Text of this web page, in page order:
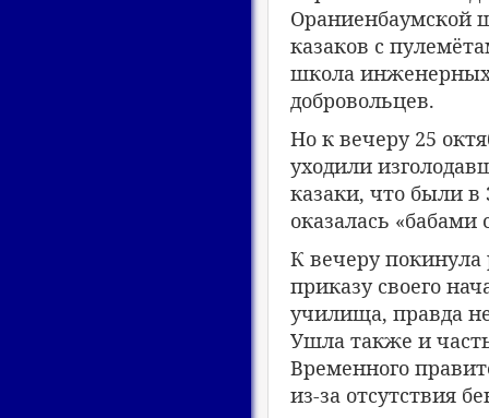
Ораниенбаумской
казаков с
школа инженерных
добровольцев.
Но к вечеру 25
уходили
казаки, что были
оказалась
К вечеру
приказу своего
училища, правда
Ушла также и
Временного
из-за отсутствия